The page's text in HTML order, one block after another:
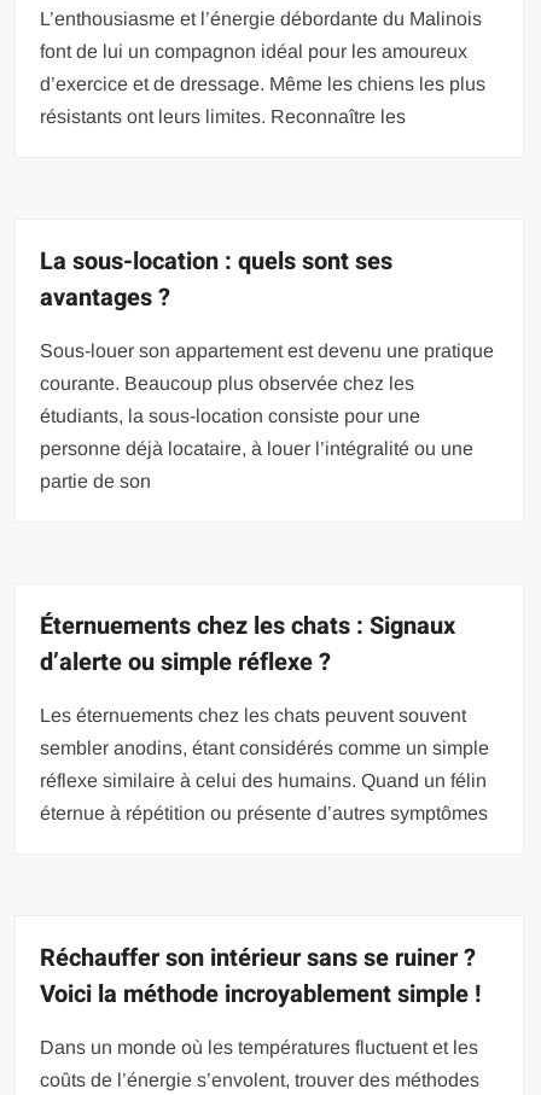
L’enthousiasme et l’énergie débordante du Malinois
font de lui un compagnon idéal pour les amoureux
d’exercice et de dressage. Même les chiens les plus
résistants ont leurs limites. Reconnaître les
La sous-location : quels sont ses
avantages ?
Sous-louer son appartement est devenu une pratique
courante. Beaucoup plus observée chez les
étudiants, la sous-location consiste pour une
personne déjà locataire, à louer l’intégralité ou une
partie de son
Éternuements chez les chats : Signaux
d’alerte ou simple réflexe ?
Les éternuements chez les chats peuvent souvent
sembler anodins, étant considérés comme un simple
réflexe similaire à celui des humains. Quand un félin
éternue à répétition ou présente d’autres symptômes
Réchauffer son intérieur sans se ruiner ?
Voici la méthode incroyablement simple !
Dans un monde où les températures fluctuent et les
coûts de l’énergie s’envolent, trouver des méthodes